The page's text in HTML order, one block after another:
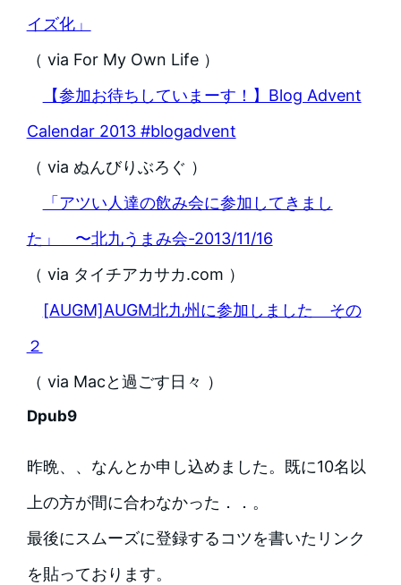
イズ化」
（ via For My Own Life ）
【参加お待ちしていまーす！】Blog Advent
Calendar 2013 #blogadvent
（ via ぬんびりぶろぐ ）
「アツい人達の飲み会に参加してきまし
た」 〜北九うまみ会-2013/11/16
（ via タイチアカサカ.com ）
[AUGM]AUGM北九州に参加しました その
２
（ via Macと過ごす日々 ）
Dpub9
昨晩、、なんとか申し込めました。既に10名以
上の方が間に合わなかった．．。
最後にスムーズに登録するコツを書いたリンク
を貼っております。